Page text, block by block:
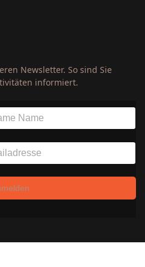
Newsletter. So sind Sie
informiert.